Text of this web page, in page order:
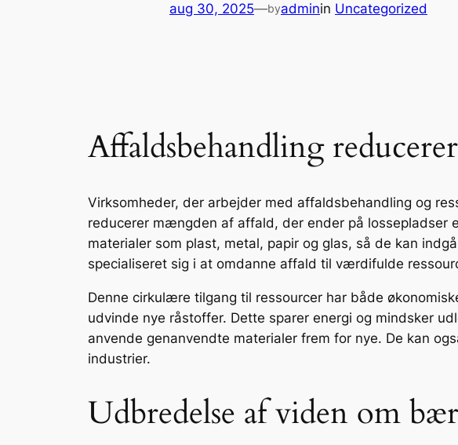
aug 30, 2025—byadminin Uncategorized
Affaldsbehandling
Virksomheder, der arbejder med affaldsbehandling og
reducerer mængden af affald, der ender på
materialer som plast, metal, papir og glas, så de kan
specialiseret sig i at omdanne affald til værdifulde
Denne cirkulære tilgang til ressourcer har både
udvinde nye råstoffer. Dette sparer energi og mindsker
anvende genanvendte materialer frem for nye. De kan
industrier.
Udbredelse af viden om